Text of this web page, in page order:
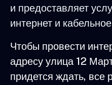
и предоставляет
интернет и
Чтобы провести
адресу улица 12
придется ждать, все